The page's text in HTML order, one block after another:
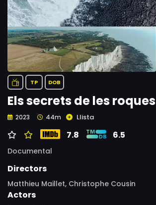
TP DOB
Els secrets de les roques
2023 44m Llista
7.8 6.5
Documental
Directors
Matthieu Maillet, Christophe Cousin
Actors